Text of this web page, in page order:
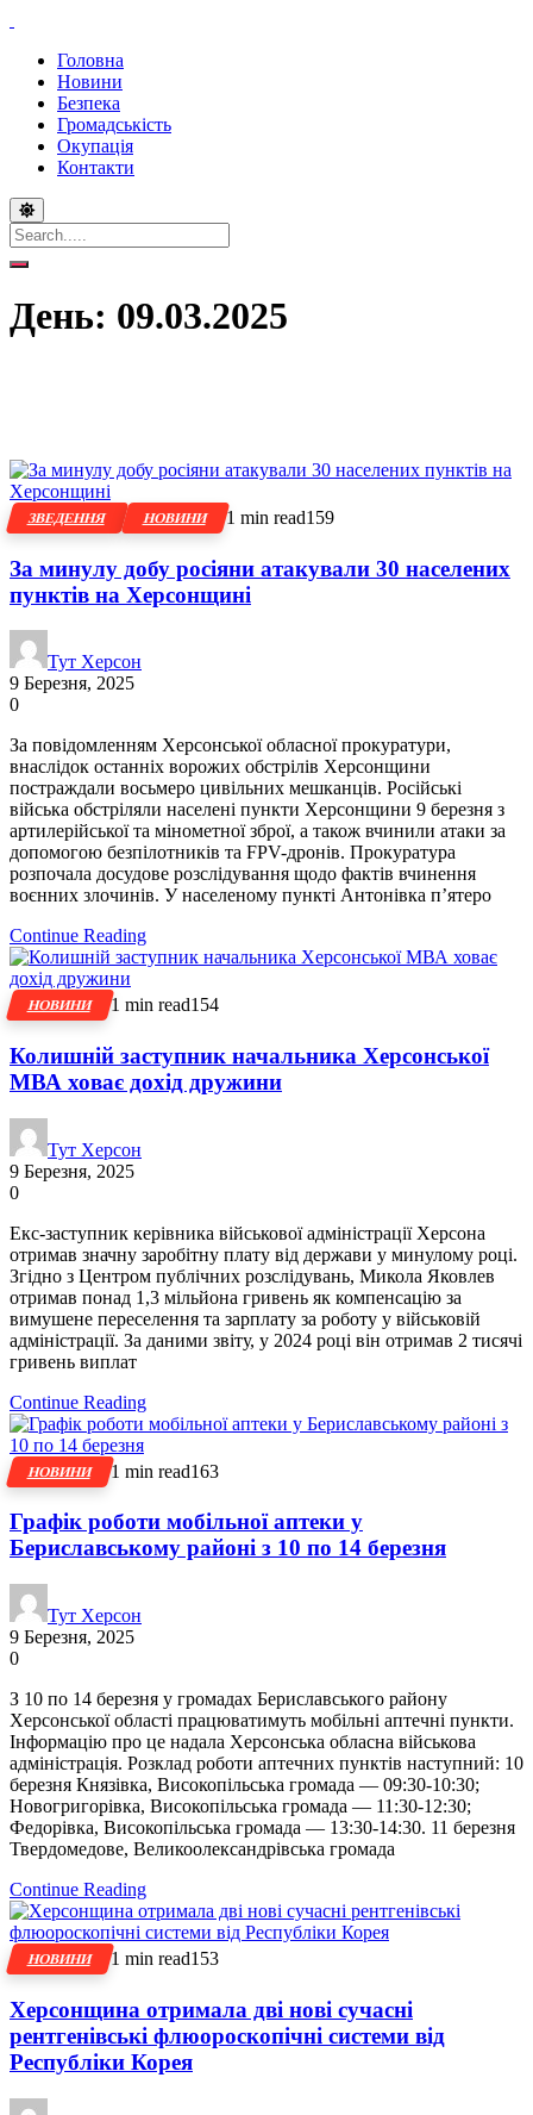
Головна
Новини
Безпека
Громадськість
Окупація
Контакти
День: 09.03.2025
ЗВЕДЕННЯ НОВИНИ 1 min read159
За минулу добу росіяни атакували 30 населених
пунктів на Херсонщині
Тут Херсон
9 Березня, 2025
0
За повідомленням Херсонської обласної прокуратури,
внаслідок останніх ворожих обстрілів Херсонщини
постраждали восьмеро цивільних мешканців. Російські
війська обстріляли населені пункти Херсонщини 9 березня з
артилерійської та мінометної зброї, а також вчинили атаки за
допомогою безпілотників та FPV-дронів. Прокуратура
розпочала досудове розслідування щодо фактів вчинення
воєнних злочинів. У населеному пункті Антонівка п’ятеро
Continue Reading
НОВИНИ 1 min read154
Колишній заступник начальника Херсонської
МВА ховає дохід дружини
Тут Херсон
9 Березня, 2025
0
Екс-заступник керівника військової адміністрації Херсона
отримав значну заробітну плату від держави у минулому році.
Згідно з Центром публічних розслідувань, Микола Яковлев
отримав понад 1,3 мільйона гривень як компенсацію за
вимушене переселення та зарплату за роботу у військовій
адміністрації. За даними звіту, у 2024 році він отримав 2 тисячі
гривень виплат
Continue Reading
НОВИНИ 1 min read163
Графік роботи мобільної аптеки у
Бериславському районі з 10 по 14 березня
Тут Херсон
9 Березня, 2025
0
З 10 по 14 березня у громадах Бериславського району
Херсонської області працюватимуть мобільні аптечні пункти.
Інформацію про це надала Херсонська обласна військова
адміністрація. Розклад роботи аптечних пунктів наступний: 10
березня Князівка, Високопільська громада — 09:30-10:30;
Новогригорівка, Високопільська громада — 11:30-12:30;
Федорівка, Високопільська громада — 13:30-14:30. 11 березня
Твердомедове, Великоолександрівська громада
Continue Reading
НОВИНИ 1 min read153
Херсонщина отримала дві нові сучасні
рентгенівські флюороскопічні системи від
Республіки Корея